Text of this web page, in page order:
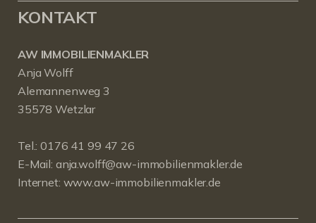
KONTAKT
AW IMMOBILIENMAKLER
Anja Wolff
Alemannenweg 3
35578 Wetzlar
Tel.:0176 41 99 47 26
E-Mail: anja.wolff@aw-immobilienmakler.de
Internet: www.aw-immobilienmakler.de